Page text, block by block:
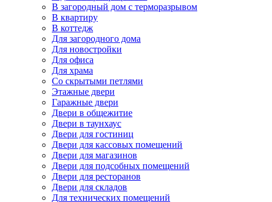
В загородный дом с терморазрывом
В квартиру
В коттедж
Для загородного дома
Для новостройки
Для офиса
Для храма
Со скрытыми петлями
Этажные двери
Гаражные двери
Двери в общежитие
Двери в таунхаус
Двери для гостиниц
Двери для кассовых помещений
Двери для магазинов
Двери для подсобных помещений
Двери для ресторанов
Двери для складов
Для технических помещений